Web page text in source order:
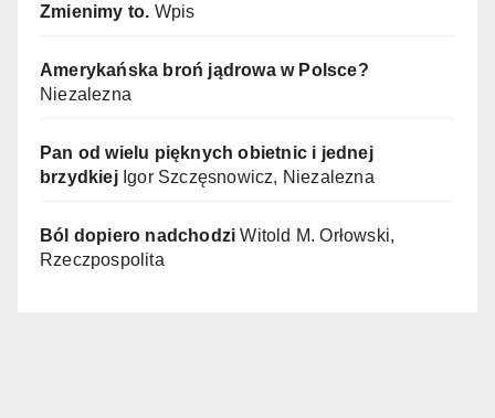
Zmienimy to. Wpis
Amerykańska broń jądrowa w Polsce?
Niezalezna
Pan od wielu pięknych obietnic i jednej
brzydkiejIgor Szczęsnowicz, Niezalezna
Ból dopiero nadchodzi Witold M. Orłowski,
Rzeczpospolita